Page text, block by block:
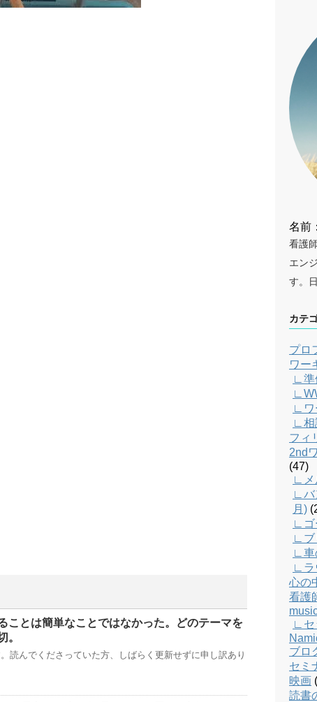
ことは簡単なことではなかった。どのテーマを
。
読んでくださっていた方、しばらく更新せずに申し訳あり
名前
看護
エン
す。
カテ
プロ
ワー
∟準
∟ワ
∟相
フィ
2nd
(47)
∟メ
∟バ
月)
∟ゴ
∟ブ
∟車
∟ラ
心の
看護
∟セ
ブロ
セミ
映画
読書